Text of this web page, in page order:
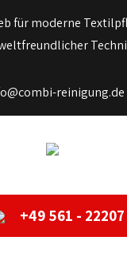
für moderne
reinigung.de
+49 561 - 22207